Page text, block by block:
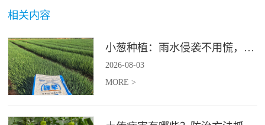
相关内容
小葱种植：雨水侵袭不用慌，四招稳住小葱产量
2026-08-03
MORE >